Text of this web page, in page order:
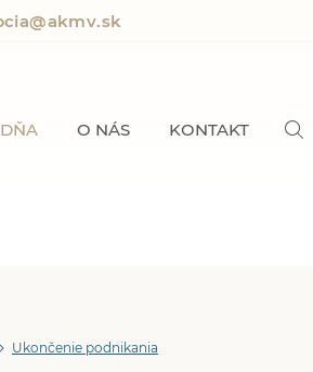
O NÁS KONTAKT
Ukončenie podnikania